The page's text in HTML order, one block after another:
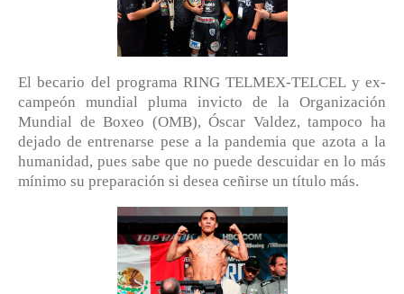
El becario del programa RING TELMEX-TELCEL y ex-
campeón mundial pluma invicto de la Organización
Mundial de Boxeo (OMB), Óscar Valdez, tampoco ha
dejado de entrenarse pese a la pandemia que azota a la
humanidad, pues sabe que no puede descuidar en lo más
mínimo su preparación si desea ceñirse un título más.